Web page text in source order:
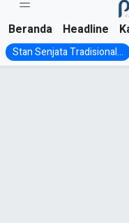
Beranda Headline
Stan Senjata Tradisional...